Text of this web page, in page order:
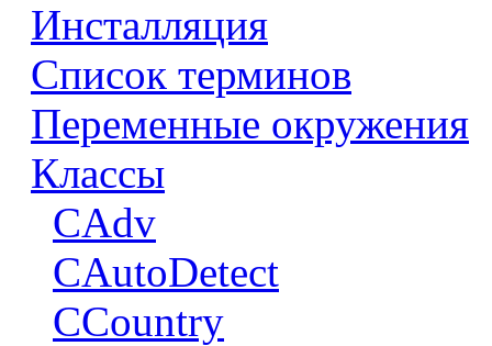
Инсталляция
Список терминов
Переменные окружения
Классы
CAdv
CAutoDetect
CCountry